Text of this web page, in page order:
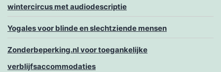
wintercircus met audiodescriptie
Yogales voor blinde en slechtziende mensen
Zonderbeperking.nl voor toegankelijke
verblijfsaccommodaties